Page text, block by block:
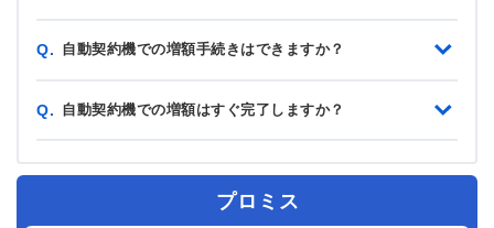
Q. 自動契約機での増額手続きはできますか？
Q. 自動契約機での増額はすぐ完了しますか？
プロミス